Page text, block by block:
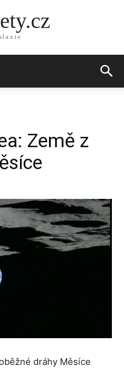
Země z
dráhy Měsíce